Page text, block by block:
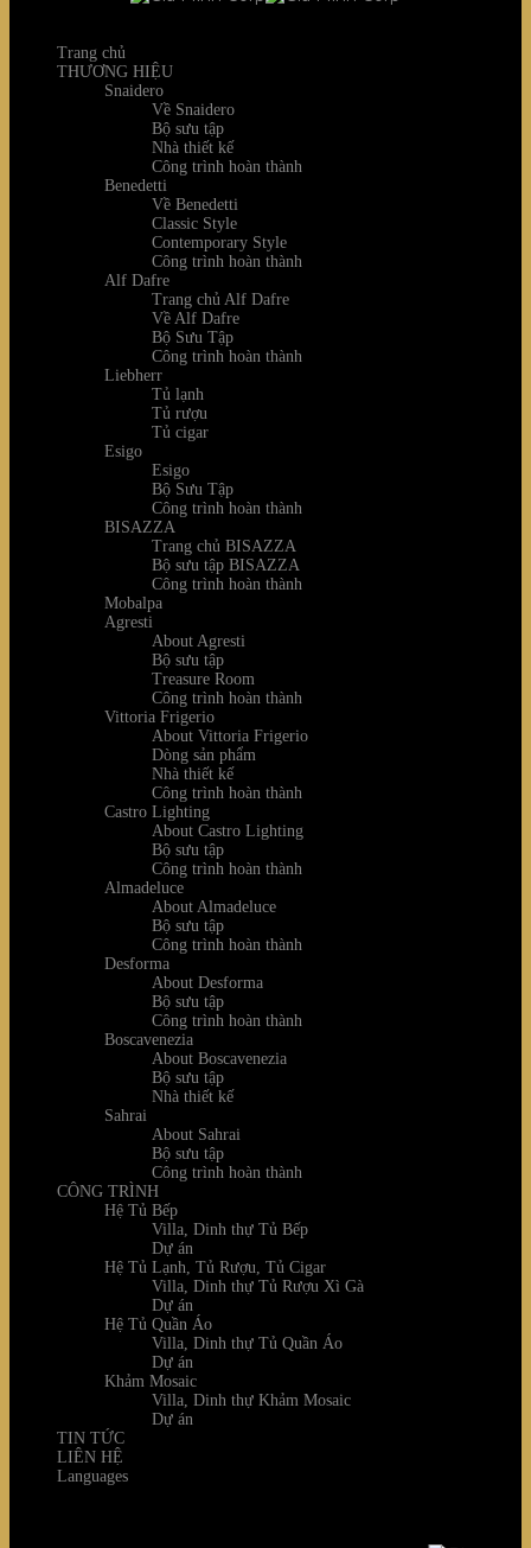
Trang chủ
THƯƠNG HIỆU
Snaidero
Về Snaidero
Bộ sưu tập
Nhà thiết kế
Công trình hoàn thành
Benedetti
Về Benedetti
Classic Style
Contemporary Style
Công trình hoàn thành
Alf Dafre
Trang chủ Alf Dafre
Về Alf Dafre
Bộ Sưu Tập
Công trình hoàn thành
Liebherr
Tủ lạnh
Tủ rượu
Tủ cigar
Esigo
Esigo
Bộ Sưu Tập
Công trình hoàn thành
BISAZZA
Trang chủ BISAZZA
Bộ sưu tập BISAZZA
Công trình hoàn thành
Mobalpa
Agresti
About Agresti
Bộ sưu tập
Treasure Room
Công trình hoàn thành
Vittoria Frigerio
About Vittoria Frigerio
Dòng sản phẩm
Nhà thiết kế
Công trình hoàn thành
Castro Lighting
About Castro Lighting
Bộ sưu tập
Công trình hoàn thành
Almadeluce
About Almadeluce
Bộ sưu tập
Công trình hoàn thành
Desforma
About Desforma
Bộ sưu tập
Công trình hoàn thành
Boscavenezia
About Boscavenezia
Bộ sưu tập
Nhà thiết kế
Sahrai
About Sahrai
Bộ sưu tập
Công trình hoàn thành
CÔNG TRÌNH
Hệ Tủ Bếp
Villa, Dinh thự Tủ Bếp
Dự án
Hệ Tủ Lạnh, Tủ Rượu, Tủ Cigar
Villa, Dinh thự Tủ Rượu Xì Gà
Dự án
Hệ Tủ Quần Áo
Villa, Dinh thự Tủ Quần Áo
Dự án
Khảm Mosaic
Villa, Dinh thự Khảm Mosaic
Dự án
TIN TỨC
LIÊN HỆ
Languages